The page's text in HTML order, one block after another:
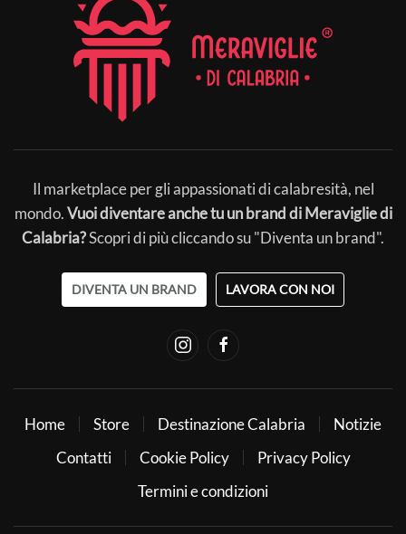
Il marketplace per gli appassionati di calabresità, nel
mondo.Vuoi diventare anche tu un brand di Meraviglie di
Calabria?Scopri di più cliccando su "Diventa un brand".
DIVENTA UN BRAND LAVORA CON NOI
Home Store Destinazione Calabria
Notizie
Contatti
Cookie Policy
Privacy Policy
Termini e condizioni